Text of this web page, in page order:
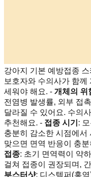
강아지 기본 예방접종
보호자와 수의사가 함
세워야 해요. - 개체의 위
전염병 발생률, 외부 접
달라질 수 있어요. 수의
추천해요. - 접종 시기 :
충분히 감소한 시점에서
맞으면 면역 반응이 충
접종: 초기 면역력이 약
걸쳐 접종이 권장되며,
부스터샷: 디스템퍼(홍